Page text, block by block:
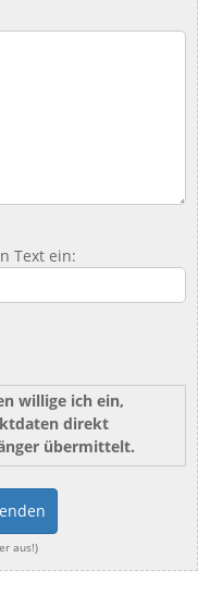
Text ein:
willige ich ein,
direkt
übermittelt.
aus!)